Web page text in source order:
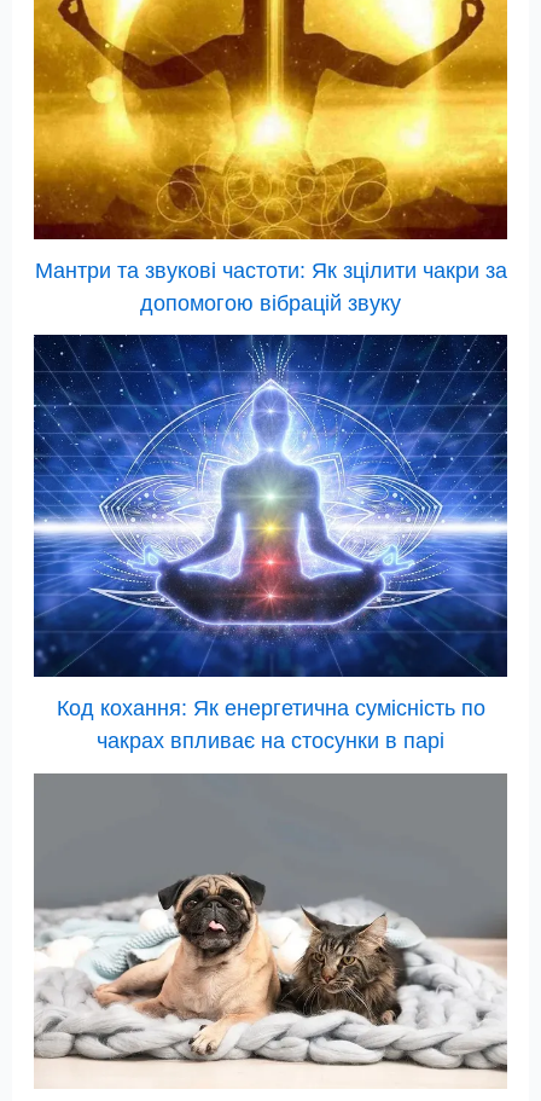
Мантри та звукові частоти: Як зцілити чакри за
допомогою вібрацій звуку
Код кохання: Як енергетична сумісність по
чакрах впливає на стосунки в парі